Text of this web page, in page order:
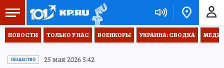
НОВОСТИ ТОЛЬКО У НАС ВОЕНКОРЫ УКРАИНА: СВОДКА
ОБЩЕСТВО 25 мая 2026 5:42